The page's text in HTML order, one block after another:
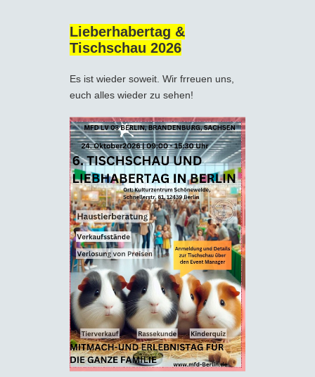
Lieberhabertag &
Tischschau 2026
Es ist wieder soweit. Wir frreuen uns,
euch alles wieder zu sehen!